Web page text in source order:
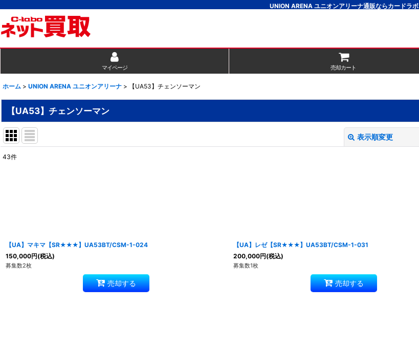
UNION ARENA ユニオンアリーナ通販ならカードラボ
マイページ 売却カート
ホーム > UNION ARENA ユニオンアリーナ > 【UA53】チェンソーマン
【UA53】チェンソーマン
表示順変更
43件
【UA】マキマ【SR★★★】UA53BT/CSM-1-024
150,000円(税込)
募集数2枚
売却する
【UA】レゼ【SR★★★】UA53BT/CSM-1-031
200,000円(税込)
募集数1枚
売却する